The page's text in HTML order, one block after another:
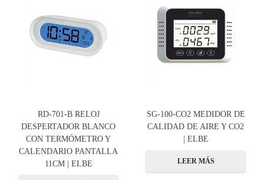
RD-701-B RELOJ
DESPERTADOR BLANCO
CON TERMÓMETRO Y
CALENDARIO PANTALLA
11CM | ELBE
SG-100-CO2 MEDIDOR DE
CALIDAD DE AIRE Y CO2
| ELBE
LEER MÁS